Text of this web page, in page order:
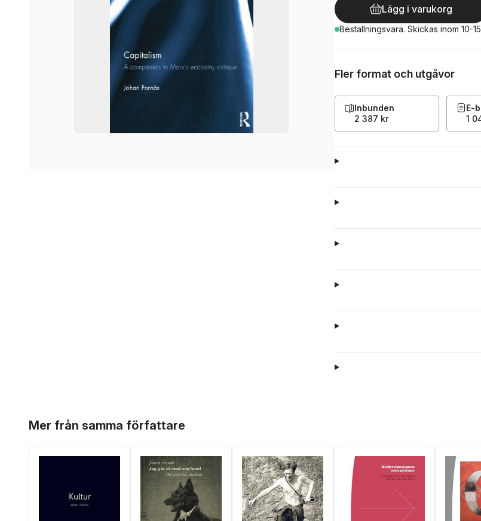
Lägg i varukorg
Beställningsvara. Skickas inom 10-
Fler format och utgåvor
Inbunden
2 387 kr
E-
1
Mer från samma författare